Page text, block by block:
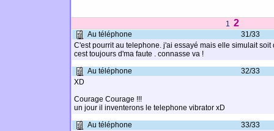
1 2
Au téléphone
31/33
C'est pourrit au telephone. j'ai essayé mais elle simulait
cest toujours d'ma faute . connasse va !
Au téléphone
32/33
XD
Courage Courage !!!
un jour il inventerons le telephone vibrator xD
Au téléphone
33/33